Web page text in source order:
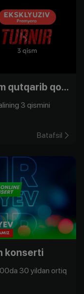
🤔 2-qism oxirida Saidni kim qutqarib qoldi?
Batafsil
konserti
30 yildan ortiq